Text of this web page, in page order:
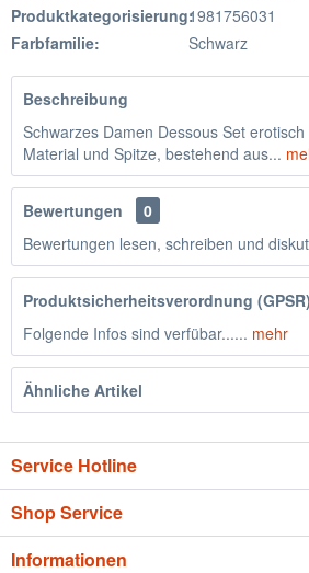
Produktkategorisierung:1981756031
Farbfamilie:
Schwarz
Beschreibung
Schwarzes Damen Dessous Set
Material und Spitze, bestehend aus...
Bewertungen
0
Bewertungen lesen, schreiben und
Produktsicherheitsverordnung (GPSR)
Folgende Infos sind verfübar...... mehr
Ähnliche Artikel
Service Hotline
Shop Service
Informationen